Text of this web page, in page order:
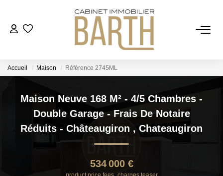
ESTIMER
VENDRE
AGENCE
Accueil Maison Référence 2745ML
Maison Neuve 168 M² - 4/5 Chambres -
Double Garage - Frais De Notaire
Réduits - Châteaugiron , Chateaugiron
534 000 €